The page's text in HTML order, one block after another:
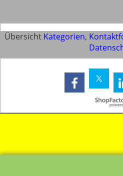
Übersicht Kategorien,
WebShop erstellt mit